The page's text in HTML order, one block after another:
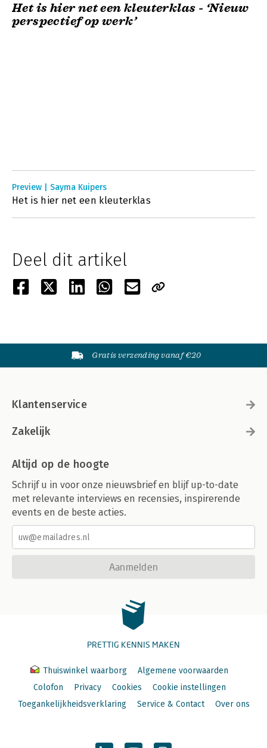
Het is hier net een kleuterklas - ‘Nieuw
perspectief op werk’
Preview | Sayma Kuipers
Het is hier net een kleuterklas
Deel dit artikel
Gratis verzending vanaf €20
Klantenservice
Zakelijk
Altijd op de hoogte
Schrijf u in voor onze nieuwsbrief en blijf up-to-date
met relevante interviews en recensies, inspirerende
events en de beste acties.
Aanmelden
PRETTIG KENNIS MAKEN
Thuiswinkel waarborg
Algemene voorwaarden
Colofon
Privacy Cookies
Cookie instellingen
Toegankelijkheidsverklaring
Service & Contact Over ons